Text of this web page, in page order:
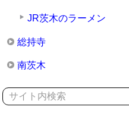
JR茨木のラーメン
総持寺
南茨木